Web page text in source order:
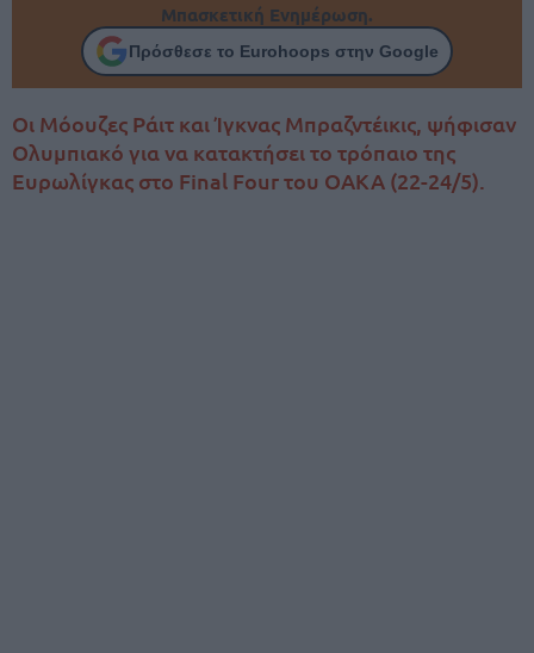
Μπασκετική Ενημέρωση.
Πρόσθεσε το Eurohoops στην Google
Οι Μόουζες Ράιτ και Ίγκνας Μπραζντέικις, ψήφισαν
Ολυμπιακό για να κατακτήσει το τρόπαιο της
Ευρωλίγκας στο Final Four του ΟΑΚΑ (22-24/5).